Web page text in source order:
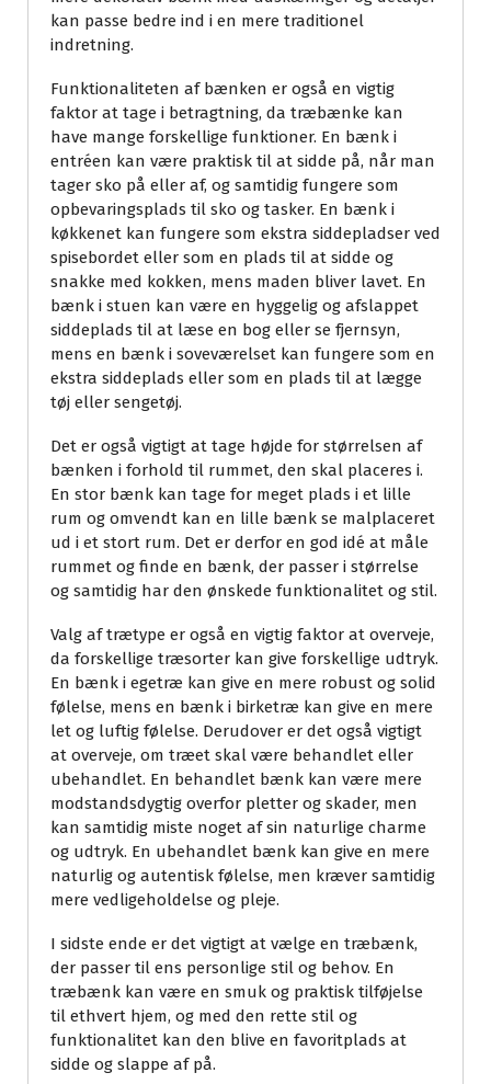
kan passe bedre ind i en mere traditionel
indretning.
Funktionaliteten af bænken er også en vigtig
faktor at tage i betragtning, da træbænke kan
have mange forskellige funktioner. En bænk i
entréen kan være praktisk til at sidde på, når man
tager sko på eller af, og samtidig fungere som
opbevaringsplads til sko og tasker. En bænk i
køkkenet kan fungere som ekstra siddepladser ved
spisebordet eller som en plads til at sidde og
snakke med kokken, mens maden bliver lavet. En
bænk i stuen kan være en hyggelig og afslappet
siddeplads til at læse en bog eller se fjernsyn,
mens en bænk i soveværelset kan fungere som en
ekstra siddeplads eller som en plads til at lægge
tøj eller sengetøj.
Det er også vigtigt at tage højde for størrelsen af
bænken i forhold til rummet, den skal placeres i.
En stor bænk kan tage for meget plads i et lille
rum og omvendt kan en lille bænk se malplaceret
ud i et stort rum. Det er derfor en god idé at måle
rummet og finde en bænk, der passer i størrelse
og samtidig har den ønskede funktionalitet og stil.
Valg af trætype er også en vigtig faktor at overveje,
da forskellige træsorter kan give forskellige udtryk.
En bænk i egetræ kan give en mere robust og solid
følelse, mens en bænk i birketræ kan give en mere
let og luftig følelse. Derudover er det også vigtigt
at overveje, om træet skal være behandlet eller
ubehandlet. En behandlet bænk kan være mere
modstandsdygtig overfor pletter og skader, men
kan samtidig miste noget af sin naturlige charme
og udtryk. En ubehandlet bænk kan give en mere
naturlig og autentisk følelse, men kræver samtidig
mere vedligeholdelse og pleje.
I sidste ende er det vigtigt at vælge en træbænk,
der passer til ens personlige stil og behov. En
træbænk kan være en smuk og praktisk tilføjelse
til ethvert hjem, og med den rette stil og
funktionalitet kan den blive en favoritplads at
sidde og slappe af på.